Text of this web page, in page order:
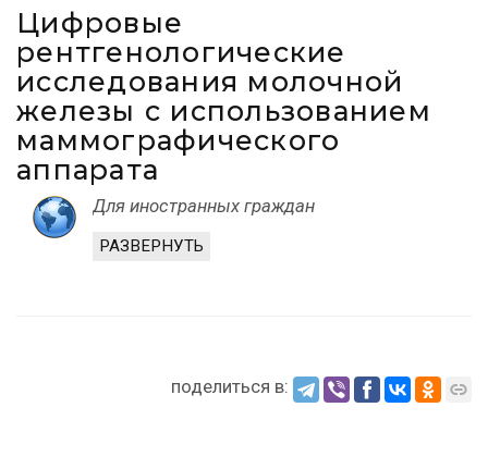
Цифровые
рентгенологические
исследования молочной
железы с использованием
маммографического
аппарата
Для иностранных граждан
РАЗВЕРНУТЬ
поделиться в: